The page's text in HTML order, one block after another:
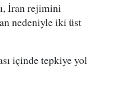
İran rejimini
nedeniyle iki üst
içinde tepkiye yol